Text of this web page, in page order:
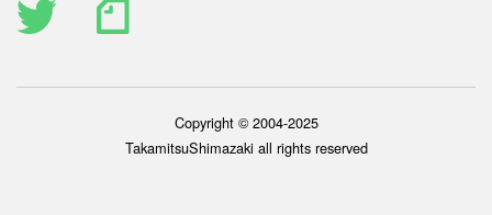
Copyright © 2004-2025
TakamitsuShimazaki all rights reserved